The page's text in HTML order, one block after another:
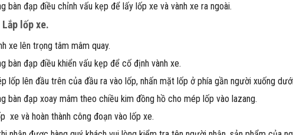
bàn đạp điều chỉnh vấu kẹp để lấy lốp xe và vành xe ra ngoài.
Lắp lốp xe.
xe lên trọng tâm mâm quay.
bàn đạp điều khiển vấu kẹp để cố định vành xe.
lốp lên đầu trên của đầu ra vào lốp, nhấn mặt lốp ở phía gần người xuống
bàn đạp xoay mâm theo chiều kim đồng hồ cho mép lốp vào lazang.
xe và hoàn thành công đoạn vào lốp xe.